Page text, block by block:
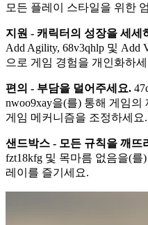
모든 플레이 스타일을 위한
지원 - 캐릭터의 성장을 세세
Add Agility, 68v3qhlp 및 Add
으로 게임 경험을 개인화하
편의 - 부담을 덜어주세요.
nwoo9xay을(를) 통해 게임
게임 메커니즘을 조정하세요.
샌드박스 - 모든 규칙을 깨뜨
fzt18kfg 및 목마름 없음을(
레이를 즐기세요.